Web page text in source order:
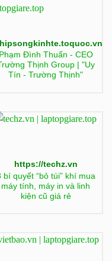
Phạm Đình Thuấn - CEO
Thịnh Group | "Uy
Tín - Trường Thịnh"
https://techz.vn
bí quyết “bỏ túi” khí mua
máy tính, máy in và linh
kiện cũ giá rẻ